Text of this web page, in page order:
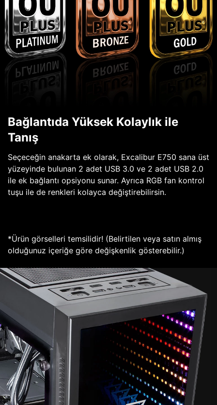
Bağlantıda Yüksek Kolaylık ile
Tanış
Seçeceğin anakarta ek olarak, Excalibur E750 sana üst
yüzeyinde bulunan 2 adet USB 3.0 ve 2 adet USB 2.0
ile ek bağlantı opsiyonu sunar. Ayrıca RGB fan kontrol
tuşu ile de renkleri kolayca değiştirebilirsin.
*Ürün görselleri temsilidir! (Belirtilen veya satın almış
olduğunuz içeriğe göre değişkenlik gösterebilir.)